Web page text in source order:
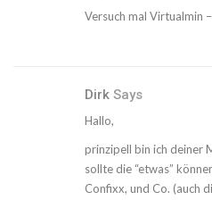
Versuch mal Virtualmin
Dirk Says
Hallo,
prinzipell bin ich deiner
sollte die “etwas”
Confixx, und Co. (auch